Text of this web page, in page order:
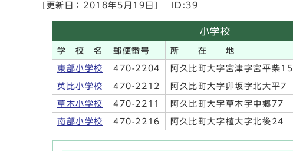
[更新日： 2018年5月19日] ID:39
小学校
学 校 名 郵便番号 所 在 地
東部小学校 470-2204 阿久比町大字宮津字宮平柴15
英比小学校 470-2212 阿久比町大字卯坂字北大平7
草木小学校 470-2211 阿久比町大字草木字中郷77
南部小学校 470-2216 阿久比町大字植大字北後24